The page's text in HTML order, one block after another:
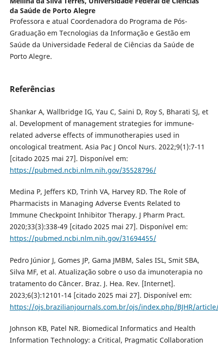
da Saúde de Porto Alegre
Professora e atual Coordenadora do Programa de Pós-
Graduação em Tecnologias da Informação e Gestão em
Saúde da Universidade Federal de Ciências da Saúde de
Porto Alegre.
Referências
Shankar A, Wallbridge IG, Yau C, Saini D, Roy S, Bharati SJ, et
al. Development of management strategies for immune-
related adverse effects of immunotherapies used in
oncological treatment. Asia Pac J Oncol Nurs. 2022;9(1):7-11
[citado 2025 mai 27]. Disponível em:
https://pubmed.ncbi.nlm.nih.gov/35528796/
Medina P, Jeffers KD, Trinh VA, Harvey RD. The Role of
Pharmacists in Managing Adverse Events Related to
Immune Checkpoint Inhibitor Therapy. J Pharm Pract.
2020;33(3):338-49 [citado 2025 mai 27]. Disponível em:
https://pubmed.ncbi.nlm.nih.gov/31694455/
Pedro Júnior J, Gomes JP, Gama JMBM, Sales ISL, Smit SBA,
Silva MF, et al. Atualização sobre o uso da imunoterapia no
tratamento do Câncer. Braz. J. Hea. Rev. [Internet].
2023;6(3):12101-14 [citado 2025 mai 27]. Disponível em:
https://ojs.brazilianjournals.com.br/ojs/index.php/BJHR/
Johnson KB, Patel NR. Biomedical Informatics and Health
Information Technology: a Critical, Pragmatic Collaboration